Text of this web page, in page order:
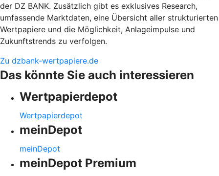
der DZ BANK. Zusätzlich gibt es exklusives Research,
umfassende Marktdaten, eine Übersicht aller strukturierten
Wertpapiere und die Möglichkeit, Anlageimpulse und
Zukunftstrends zu verfolgen.
Zu dzbank-wertpapiere.de
Das könnte Sie auch interessieren
Wertpapierdepot
Wertpapierdepot
meinDepot
meinDepot
meinDepot Premium